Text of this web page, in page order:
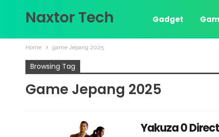
Naxtor Tech Gadget
Home game Jepang 2025
Browsing Tag
Game Jepang 2025
Yakuza 0